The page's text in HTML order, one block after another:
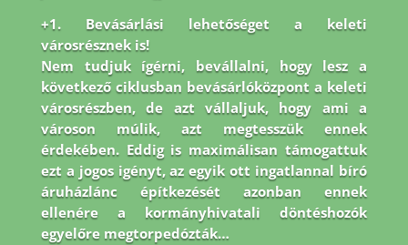
+1. Bevásárlási lehetőséget a keleti
városrésznek is!
Nem tudjuk ígérni, bevállalni, hogy lesz a
következő ciklusban bevásárlóközpont a keleti
városrészben, de azt vállaljuk, hogy ami a
városon múlik, azt megtesszük ennek
érdekében. Eddig is maximálisan támogattuk
ezt a jogos igényt, az egyik ott ingatlannal bíró
áruházlánc építkezését azonban ennek
ellenére a kormányhivatali döntéshozók
egyelőre megtorpedózták…